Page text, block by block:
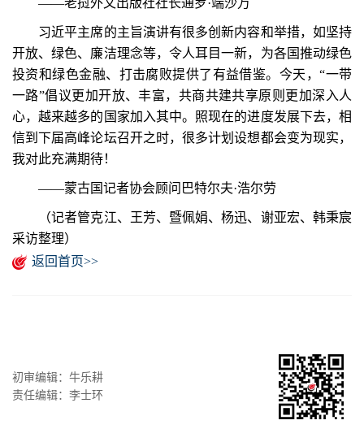
——老挝外文出版社社长通罗·端沙万
习近平主席的主旨演讲有很多创新内容和举措，如坚持
开放、绿色、廉洁理念等，令人耳目一新，为各国推动绿色
投资和绿色金融、打击腐败提供了有益借鉴。今天，“一带
一路”倡议更加开放、丰富，共商共建共享原则更加深入人
心，越来越多的国家加入其中。照现在的进度发展下去，相
信到下届高峰论坛召开之时，很多计划设想都会变为现实，
我对此充满期待！
——蒙古国记者协会顾问巴特尔夫·浩尔劳
（记者管克江、王芳、暨佩娟、杨迅、谢亚宏、韩秉宸
采访整理）
返回首页>>
初审编辑：牛乐耕
责任编辑：李士环